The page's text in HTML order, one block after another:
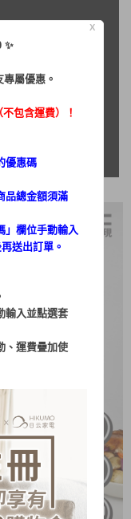
X
✨
屬優惠。
包含運費）！
優惠碼
品總金額須滿
」欄位手動輸入
送出訂單。
輸入並點選套
、運費疊加使